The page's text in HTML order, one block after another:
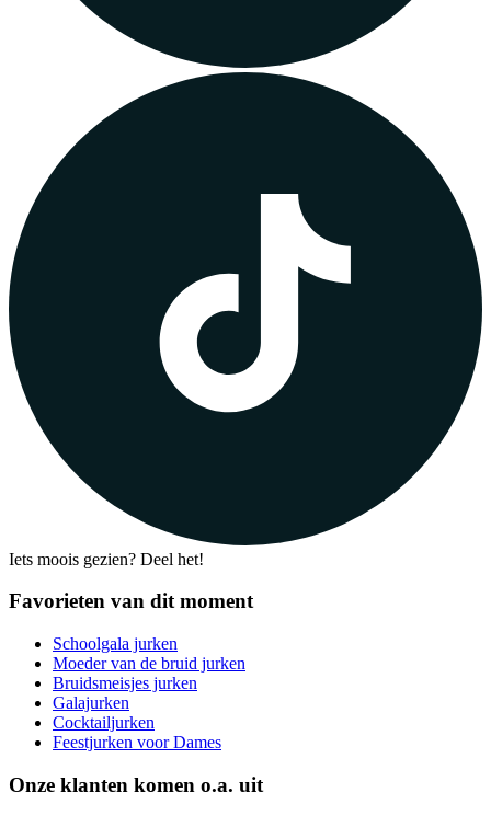
Iets moois gezien? Deel het!
Favorieten van dit moment
Schoolgala jurken
Moeder van de bruid jurken
Bruidsmeisjes jurken
Galajurken
Cocktailjurken
Feestjurken voor Dames
Onze klanten komen o.a. uit